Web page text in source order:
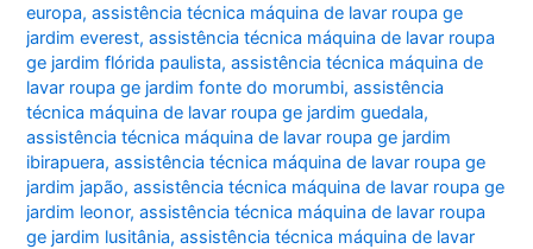
europa,assistência técnica máquina de lavar roupa ge
jardim everest,assistência técnica máquina de lavar roupa
ge jardim flórida paulista,assistência técnica máquina de
lavar roupa ge jardim fonte do morumbi,assistência
técnica máquina de lavar roupa ge jardim guedala,
assistência técnica máquina de lavar roupa ge jardim
ibirapuera,assistência técnica máquina de lavar roupa ge
jardim japão,assistência técnica máquina de lavar roupa ge
jardim leonor,assistência técnica máquina de lavar roupa
ge jardim lusitânia,assistência técnica máquina de lavar